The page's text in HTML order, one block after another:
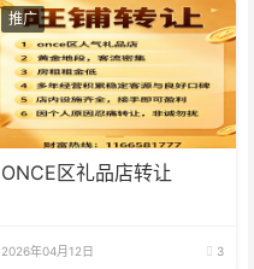
推广
ONCE区礼品店转让
2026年04月12日 3